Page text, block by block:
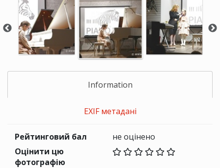
Information
EXIF метадані
Рейтинговий бал
не оцінено
Оцінити цю
фотографію